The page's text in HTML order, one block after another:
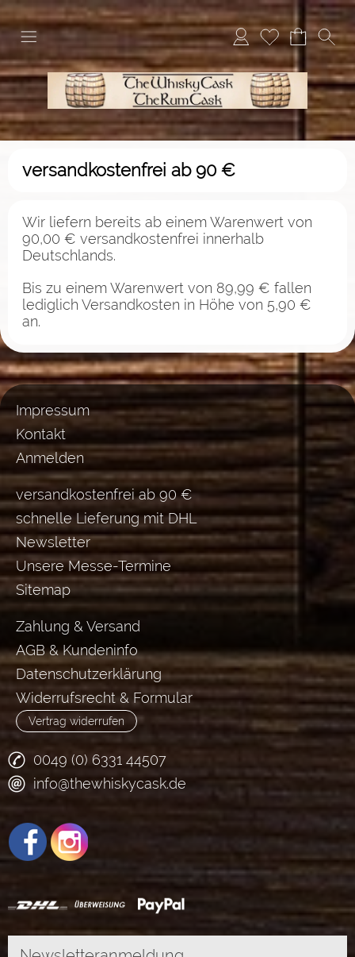
versandkostenfrei ab 90 €
Wir liefern bereits ab einem Warenwert von
90,00 € versandkostenfrei innerhalb
Deutschlands.
Bis zu einem Warenwert von 89,99 € fallen
lediglich Versandkosten in Höhe von 5,90 €
an.
Impressum
Kontakt
Anmelden
versandkostenfrei ab 90 €
schnelle Lieferung mit DHL
Newsletter
Unsere Messe-Termine
Sitemap
Zahlung & Versand
AGB & Kundeninfo
Datenschutzerklärung
Widerrufsrecht & Formular
Vertrag widerrufen
0049 (0) 6331 44507
info@thewhiskycask.de